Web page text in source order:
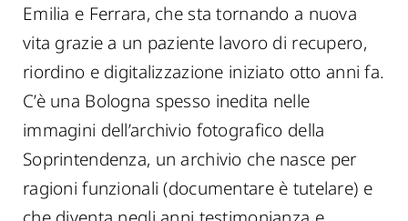
Emilia e Ferrara, che sta tornando a nuova
vita grazie a un paziente lavoro di recupero,
riordino e digitalizzazione iniziato otto anni fa.
C’è una Bologna spesso inedita nelle
immagini dell’archivio fotografico della
Soprintendenza, un archivio che nasce per
ragioni funzionali (documentare è tutelare) e